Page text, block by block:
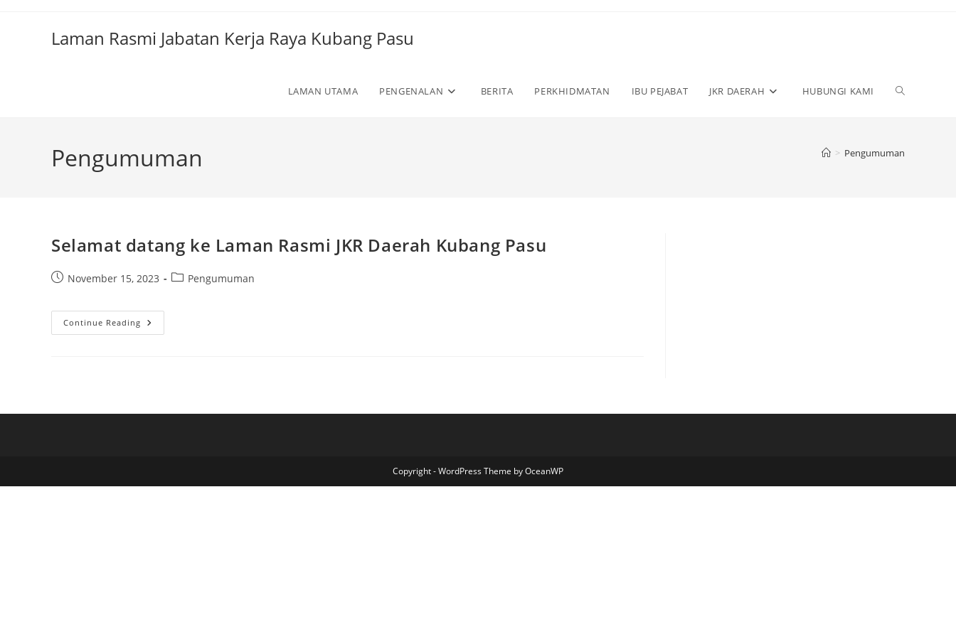
Laman Rasmi Jabatan Kerja Raya Kubang Pasu
LAMAN UTAMA PENGENALAN BERITA PERKHIDMATAN IBU PEJABAT JKR DAERAH HUBUNGI KAMI
Pengumuman > Pengumuman
Selamat datang ke Laman Rasmi JKR Daerah Kubang Pasu
November 15, 2023 Pengumuman
Continue Reading
Copyright - WordPress Theme by OceanWP